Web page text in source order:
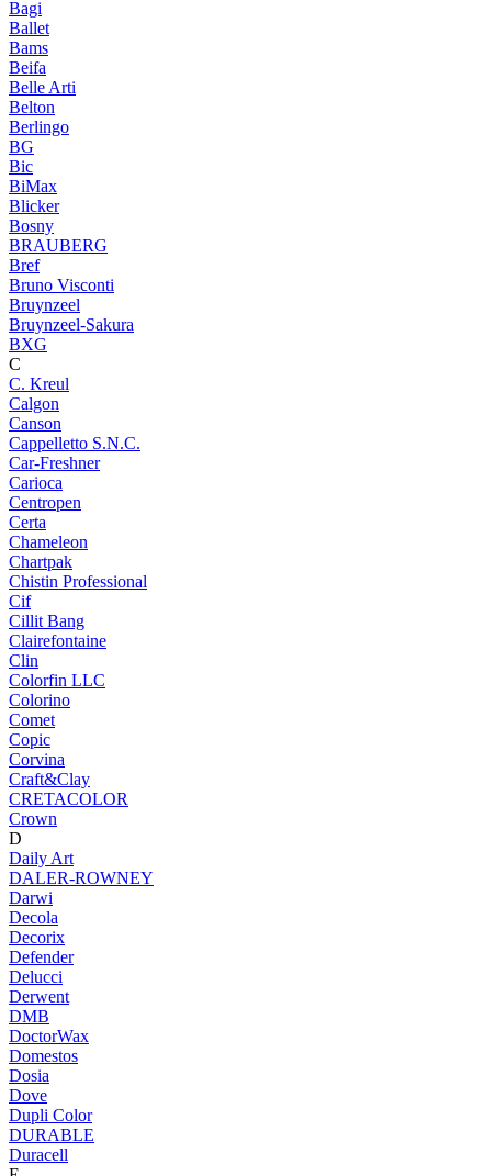
Bagi
Ballet
Bams
Beifa
Belle Arti
Belton
Berlingo
BG
Bic
BiMax
Blicker
Bosny
BRAUBERG
Bref
Bruno Visconti
Bruynzeel
Bruynzeel-Sakura
BXG
C
C. Kreul
Calgon
Canson
Cappelletto S.N.C.
Car-Freshner
Carioca
Centropen
Certa
Chameleon
Chartpak
Chistin Professional
Cif
Cillit Bang
Clairefontaine
Clin
Colorfin LLC
Colorino
Comet
Copic
Corvina
Craft&Clay
CRETACOLOR
Crown
D
Daily Art
DALER-ROWNEY
Darwi
Decola
Decorix
Defender
Delucci
Derwent
DMB
DoctorWax
Domestos
Dosia
Dove
Dupli Color
DURABLE
Duracell